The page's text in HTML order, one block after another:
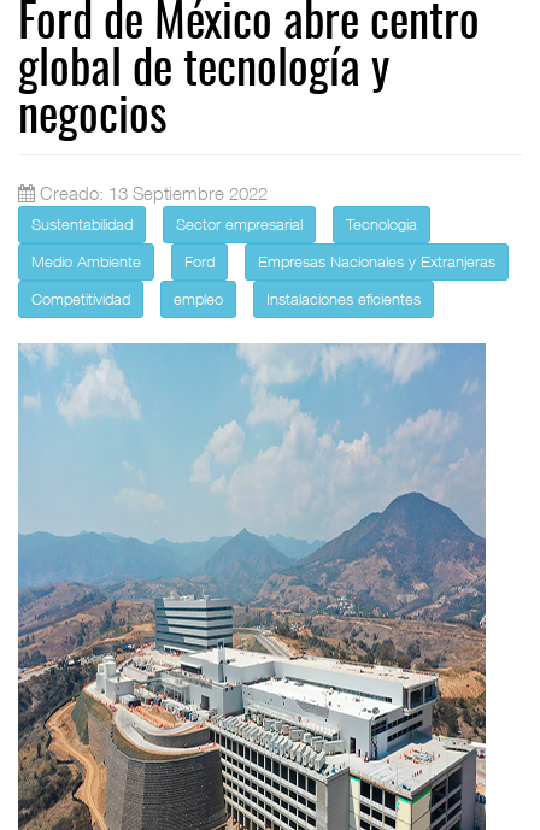
Ford de México abre centro
global de tecnología y
negocios
Creado: 13 Septiembre 2022
Sustentabilidad Sector empresarial
Tecnologia
Medio Ambiente
Ford
Empresas Nacionales y Extranjeras
Competitividad
empleo Instalaciones eficientes